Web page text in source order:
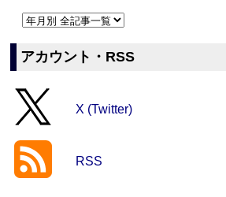
アカウント・RSS
X (Twitter)
RSS